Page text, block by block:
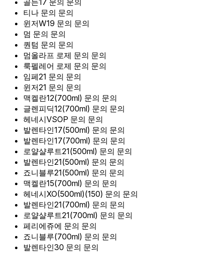
골든17 문의 문의
티나 문의 문의
윈저W19 문의 문의
멈 문의 문의
퀀텀 문의 문의
멈올라프 로제 문의 문의
룩펠레어 로제 문의 문의
임페21 문의 문의
윈저21 문의 문의
맥켈란12(700ml) 문의 문의
글렌피딕12(700ml) 문의 문의
헤네시VSOP 문의 문의
발렌타인17(500ml) 문의 문의
발렌타인17(700ml) 문의 문의
로얄샬루트21(500ml) 문의 문의
발렌타인21(500ml) 문의 문의
죠니블루21(500ml) 문의 문의
맥켈란15(700ml) 문의 문의
헤네시XO(500ml)(150) 문의 문의
발렌타인21(700ml) 문의 문의
로얄샬루트21(700ml) 문의 문의
페리에쥬에 문의 문의
죠니블루(700ml) 문의 문의
발렌타인30 문의 문의